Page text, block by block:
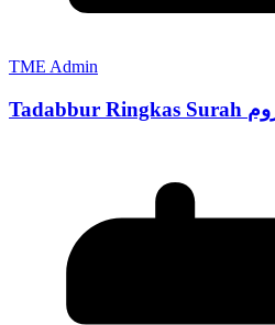
TME Admin